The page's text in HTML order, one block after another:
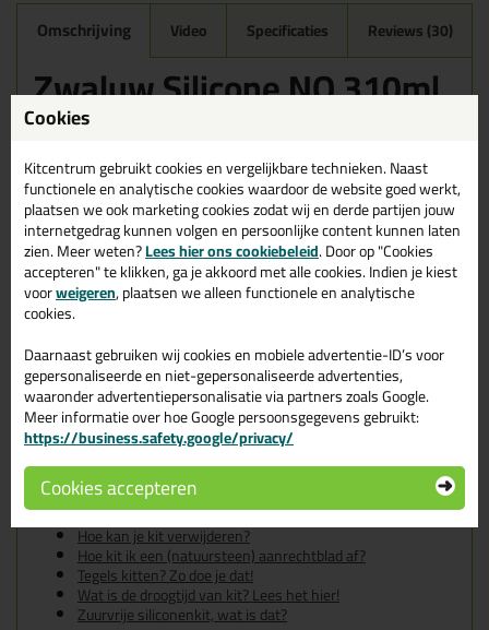
Omschrijving Video Specificaties Reviews (30)
Zwaluw Silicone NO 310ml
in Zwart
Zwaluw Silicone NO 310ml in de kleur Zwart is te gebruiken voor
verschillende toepassingen. Een duurzame en veelzijdige kit
welke makkelijk te verwerken is. Perfect als je een bijpassende
kleur zoekt met gegarandeerd een topresultaat. Bestel de Zwaluw
Silicone NO 310ml in kleur Zwart vandaag nog! Op voorraad en op
werkdagen besteld = morgen in huis.
Wil je meer weten over de toepassing en kenmerken van dit
product?
Tips & tricks voor Zwaluw Silicone
NO 310ml
In de volgende blogs wordt dit product gebruikt:
Bad kitten, zo doe je dat!
Douche kitten, zo doe je dat!
Heb ik een primer nodig voor mijn Zwaluw of Den Braven
kit?
Hoe kan je kit verwijderen?
Hoe kit ik een (natuursteen) aanrechtblad af?
Tegels kitten? Zo doe je dat!
Wat is de droogtijd van kit? Lees het hier!
Zuurvrije siliconenkit, wat is dat?
Cookies
Kitcentrum gebruikt cookies en vergelijkbare technieken. Naast
functionele en analytische cookies waardoor de website goed werkt,
plaatsen we ook marketing cookies zodat wij en derde partijen jouw
internetgedrag kunnen volgen en persoonlijke content kunnen laten
zien. Meer weten?Lees hier ons cookiebeleid. Door op "Cookies
accepteren" te klikken, ga je akkoord met alle cookies. Indien je kiest
voorweigeren, plaatsen we alleen functionele en analytische
cookies.
Daarnaast gebruiken wij cookies en mobiele advertentie-ID’s voor
gepersonaliseerde en niet-gepersonaliseerde advertenties,
waaronder advertentiepersonalisatie via partners zoals Google.
Meer informatie over hoe Google persoonsgegevens gebruikt:
https://business.safety.google/privacy/
Cookies accepteren